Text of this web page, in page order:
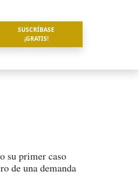
SUSCRÍBASE
¡GRATIS!
su primer caso
de una demanda